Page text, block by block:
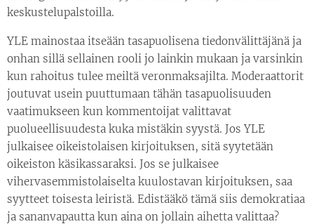
keskustelupalstoilla.
YLE mainostaa itseään tasapuolisena tiedonvälittäjänä ja
onhan sillä sellainen rooli jo lainkin mukaan ja varsinkin
kun rahoitus tulee meiltä veronmaksajilta. Moderaattorit
joutuvat usein puuttumaan tähän tasapuolisuuden
vaatimukseen kun kommentoijat valittavat
puolueellisuudesta kuka mistäkin syystä. Jos YLE
julkaisee oikeistolaisen kirjoituksen, sitä syytetään
oikeiston käsikassaraksi. Jos se julkaisee
vihervasemmistolaiselta kuulostavan kirjoituksen, saa
syytteet toisesta leiristä. Edistääkö tämä siis demokratiaa
ja sananvapautta kun aina on jollain aihetta valittaa?